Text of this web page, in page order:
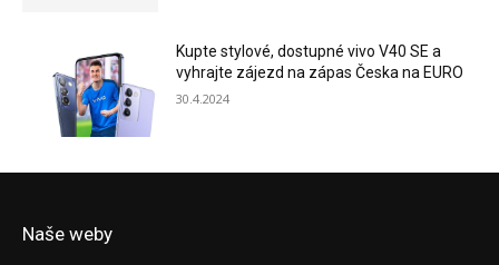
Kupte stylové, dostupné vivo V40 SE a
vyhrajte zájezd na zápas Česka na EURO
30.4.2024
Naše weby